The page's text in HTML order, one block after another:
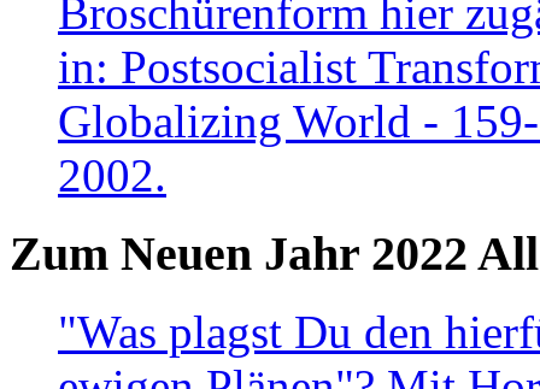
Broschürenform hier
in: Postsocialist
Globalizing World -
2002.
Zum Neuen Jahr 2022
"Was plagst Du den